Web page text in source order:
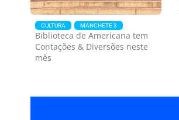
CULTURA MANCHETE 3
Biblioteca de Americana tem
Contações & Diversões neste
mês